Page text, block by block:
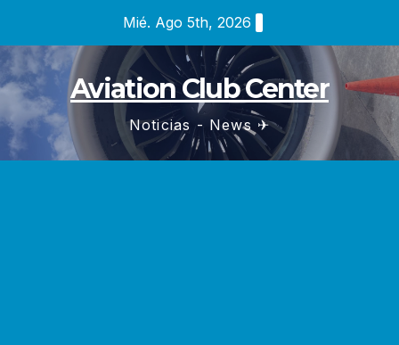
contenido
Mié. Ago 5th, 2026
Aviation Club Center
Noticias - News ✈